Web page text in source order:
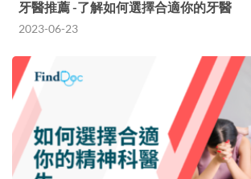
牙醫推薦 -了解如何選擇合適你的牙醫
2023-06-23